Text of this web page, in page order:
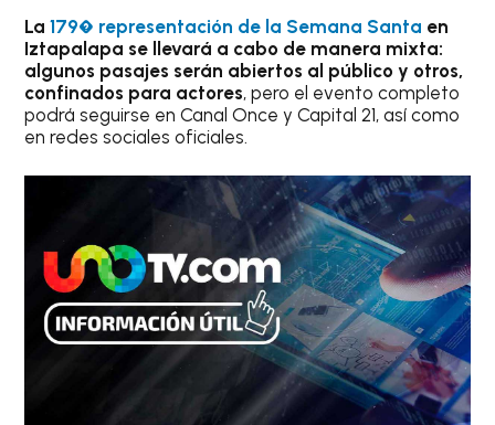
La179� representación de la Semana Santa en
Iztapalapa se llevará a cabo de manera mixta:
algunos pasajes serán abiertos al público y otros,
confinados para actores, pero el evento completo
podrá seguirse en Canal Once y Capital 21, así como
en redes sociales oficiales.